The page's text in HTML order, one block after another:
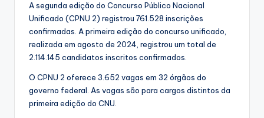
A segunda edição do Concurso Público Nacional
Unificado (CPNU 2) registrou 761.528 inscrições
confirmadas. A primeira edição do concurso unificado,
realizada em agosto de 2024, registrou um total de
2.114.145 candidatos inscritos confirmados.
O CPNU 2 oferece 3.652 vagas em 32 órgãos do
governo federal. As vagas são para cargos distintos da
primeira edição do CNU.